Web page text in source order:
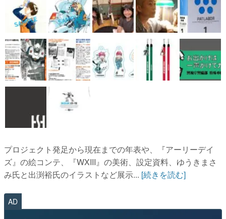
プロジェクト発足から現在までの年表や、『アーリーデイ
ズ』の絵コンテ、『WXIII』の美術、設定資料、ゆうきまさ
み氏と出渕裕氏のイラストなど展示... [続きを読む]
AD